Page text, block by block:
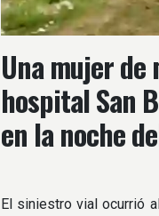
Una mujer de
hospital San
en la noche
El siniestro vial ocurrió